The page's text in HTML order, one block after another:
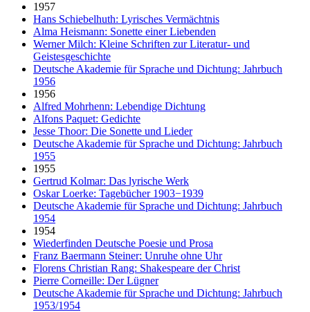
1957
Hans Schiebelhuth: Lyrisches Vermächtnis
Alma Heismann: Sonette einer Liebenden
Werner Milch: Kleine Schriften zur Literatur- und
Geistesgeschichte
Deutsche Akademie für Sprache und Dichtung: Jahrbuch
1956
1956
Alfred Mohrhenn: Lebendige Dichtung
Alfons Paquet: Gedichte
Jesse Thoor: Die Sonette und Lieder
Deutsche Akademie für Sprache und Dichtung: Jahrbuch
1955
1955
Gertrud Kolmar: Das lyrische Werk
Oskar Loerke: Tagebücher 1903−1939
Deutsche Akademie für Sprache und Dichtung: Jahrbuch
1954
1954
Wiederfinden Deutsche Poesie und Prosa
Franz Baermann Steiner: Unruhe ohne Uhr
Florens Christian Rang: Shakespeare der Christ
Pierre Corneille: Der Lügner
Deutsche Akademie für Sprache und Dichtung: Jahrbuch
1953/1954